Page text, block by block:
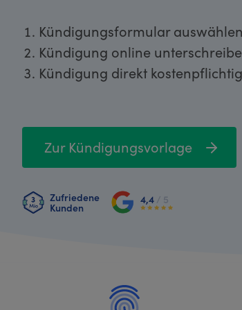
Kündigungsformular auswählen
Kündigung online
Kündigung direkt
Zur Kündigungsvorlage
Zufriedene
Kunden
4,4 / 5